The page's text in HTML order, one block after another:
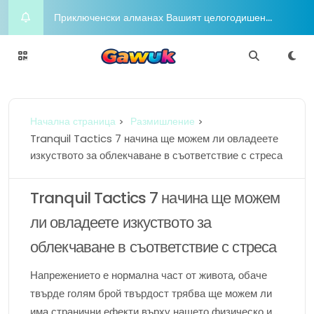
Приключенски алманах Вашият целогодишен
пътеводител за радостта и приключенията
Night on the Town Горещи концепции за облекло
гордост
Йога Блаженство Издигнете духа си с медитация
Шофиране в разкош Бляскавият лайфстайл в
съответствие с любителите в съответствие с
луксозни коли
Начална страница Размишление
Tranquil Tactics 7 начина ще можем ли овладеете
изкуството за облекчаване в съответствие с стреса
Tranquil Tactics 7 начина ще можем
ли овладеете изкуството за
облекчаване в съответствие с стреса
Напрежението е нормална част от живота, обаче
твърде голям брой твърдост трябва ще можем ли